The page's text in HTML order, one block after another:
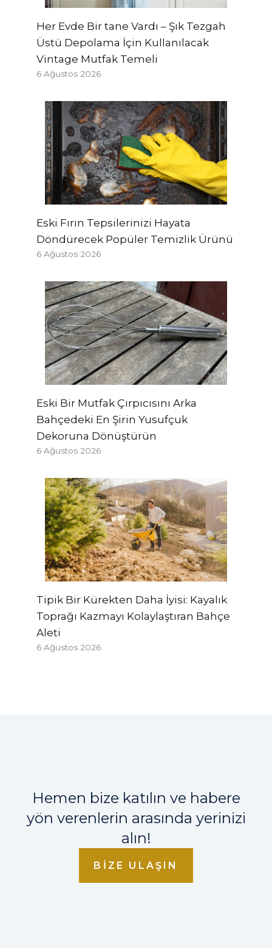
Her Evde Bir tane Vardı – Şık Tezgah
Üstü Depolama İçin Kullanılacak
Vintage Mutfak Temeli
6 Ağustos 2026
Eski Fırın Tepsilerinizi Hayata
Döndürecek Popüler Temizlik Ürünü
6 Ağustos 2026
Eski Bir Mutfak Çırpıcısını Arka
Bahçedeki En Şirin Yusufçuk
Dekoruna Dönüştürün
6 Ağustos 2026
Tipik Bir Kürekten Daha İyisi: Kayalık
Toprağı Kazmayı Kolaylaştıran Bahçe
Aleti
6 Ağustos 2026
Hemen bize katılın ve habere
yön verenlerin arasında yerinizi
alın!
BIZE ULAŞIN